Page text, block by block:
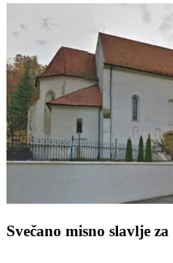
Svečano misno slavlje